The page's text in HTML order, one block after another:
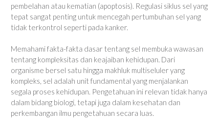
pembelahan atau kematian (apoptosis). Regulasi siklus sel yang
tepat sangat penting untuk mencegah pertumbuhan sel yang
tidak terkontrol seperti pada kanker.
Memahami fakta-fakta dasar tentang sel membuka wawasan
tentang kompleksitas dan keajaiban kehidupan. Dari
organisme bersel satu hingga makhluk multiseluler yang
kompleks, sel adalah unit fundamental yang menjalankan
segala proses kehidupan. Pengetahuan ini relevan tidak hanya
dalam bidang biologi, tetapi juga dalam kesehatan dan
perkembangan ilmu pengetahuan secara luas.